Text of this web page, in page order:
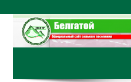
содержимому